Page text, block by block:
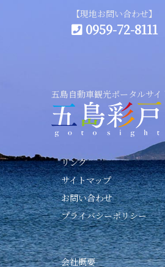
【現地お問い合わせ】
0959-72-8111
五島自動車観光ポータルサイ
リンク
サイトマップ
お問い合わせ
プライバシーポリシー
会社概要